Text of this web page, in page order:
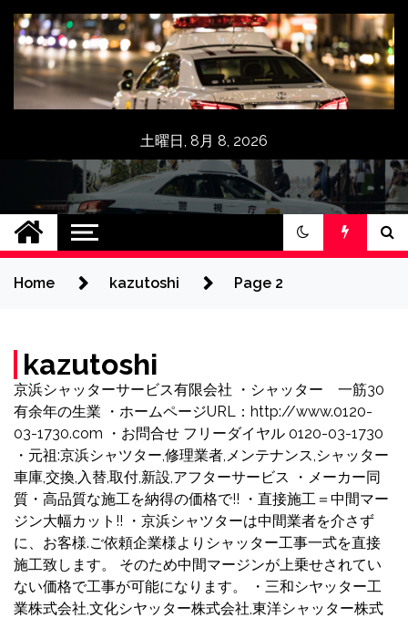
Skip
content
土曜日, 8月 8, 2026
京浜シャツター,三
和シャッター工業
品質直接施工：神奈
川県横浜市.川崎市
点検無料クーポン券,インターネット限
定10％OFF,修理,メンテナンス,シャッタ
ー車庫,交換,入替,取付,新設,アフターサ
ービス
Home kazutoshi Page 2
kazutoshi
京浜シャッターサービス有限会社 ・シャッター 一筋30
有余年の生業 ・ホームページURL：http://www.0120-
03-1730.com ・お問合せ フリーダイヤル 0120-03-1730
・元祖:京浜シャツター,修理業者,メンテナンス,シャッター
車庫,交換,入替,取付,新設,アフターサービス ・メーカー同
質・高品質な施工を納得の価格で!! ・直接施工＝中間マー
ジン大幅カット!! ・京浜シャツターは中間業者を介さず
に、お客様.ご依頼企業様よりシャッター工事一式を直接
施工致します。 そのため中間マージンが上乗せされてい
ない価格で工事が可能になります。 ・三和シヤッター工
業株式会社,文化シヤッター株式会社,東洋シャッター株式